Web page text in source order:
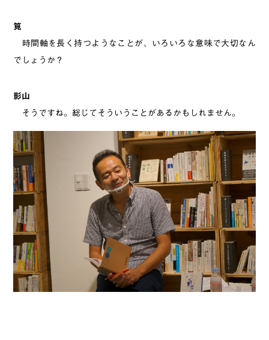
筧
時間軸を長く持つようなことが、いろいろな意味で大切なん
でしょうか？
影山
そうですね。総じてそういうことがあるかもしれません。